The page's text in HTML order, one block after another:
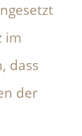
im
dass
der